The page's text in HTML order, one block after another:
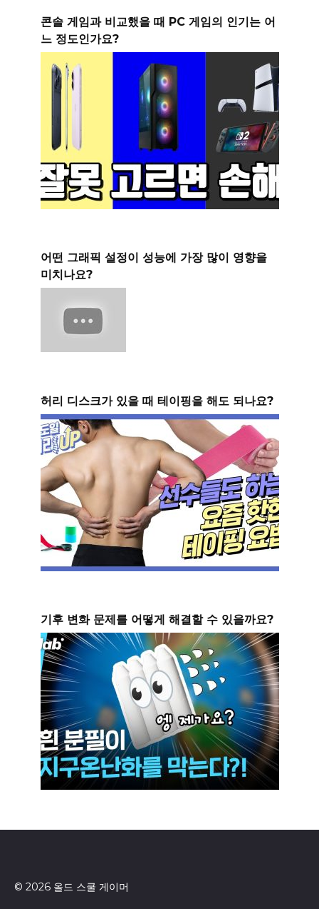
콘솔 게임과 비교했을 때 PC 게임의 인기는 어
느 정도인가요?
어떤 그래픽 설정이 성능에 가장 많이 영향을
미치나요?
허리 디스크가 있을 때 테이핑을 해도 되나요?
기후 변화 문제를 어떻게 해결할 수 있을까요?
© 2026 올드 스쿨 게이머